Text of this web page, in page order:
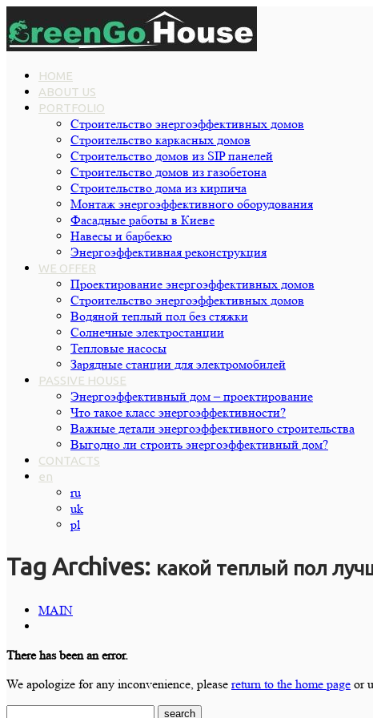
HOME
ABOUT US
PORTFOLIO
Строительство энергоэффективных домов
Строительство каркасных домов
Строительство домов из SIP панелей
Строительство домов из газобетона
Строительство дома из кирпича
Монтаж энергоэффективного оборудования
Фасадные работы в Киеве
Навесы и барбекю
Энергоэффективная реконструкция
WE OFFER
Проектирование энергоэффективных домов
Строительство энергоэффективных домов
Водяной теплый пол без стяжки
Cолнечные электростанции
Тепловые насосы
Зарядные станции для электромобилей
PASSIVE HOUSE
Энергоэффективный дом – проектирование
Что такое класс энергоэффективности?
Важные детали энергоэффективного строительства
Выгодно ли строить энергоэффективный дом?
CONTACTS
en
ru
uk
pl
Tag Archives: какой теплый пол
MAIN
There has been an error.
We apologize for any inconvenience, please return to the home page or